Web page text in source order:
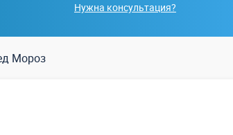
Нужна консультация?
Мороз